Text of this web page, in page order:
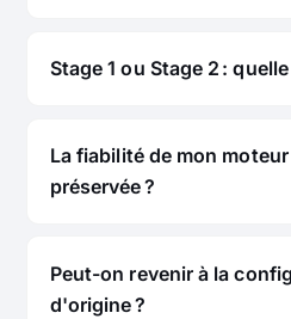
Stage 1 ou Stage 2 :
La fiabilité de mon
préservée ?
Peut-on revenir à la
d'origine ?